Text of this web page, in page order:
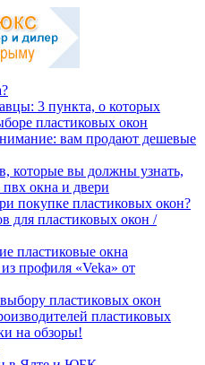
3 пункта, о которых
пластиковых окон
вам продают дешевые
которые вы должны узнать,
окна и двери
покупке пластиковых окон?
для пластиковых окон /
пластиковые окна
профиля «Veka» от
пластиковых окон
пластиковых
на обзоры!